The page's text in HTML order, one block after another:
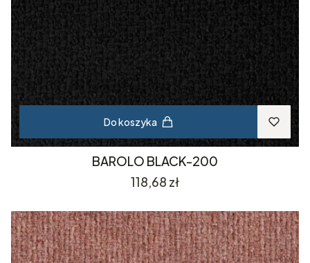
Do koszyka
BAROLO BLACK-200
Cena
118,68 zł